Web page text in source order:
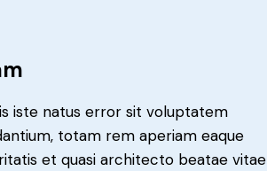
iste natus error sit voluptatem
totam rem aperiam eaque
et quasi architecto beatae vitae